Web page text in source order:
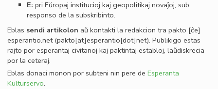
E: pri Eŭropaj institucioj kaj geopolitikaj novaĵoj, sub
responso de la subskribinto.
Eblas sendi artikolon aŭ kontakti la redakcion tra pakto [ĉe]
esperantio.net(pakto[at]esperantio[dot]net). Publikigo estas
rajto por esperantaj civitanoj kaj paktintaj establoj, laŭdiskrecia
por la ceteraj.
Eblas donaci monon por subteni nin pere de Esperanta
Kulturservo.